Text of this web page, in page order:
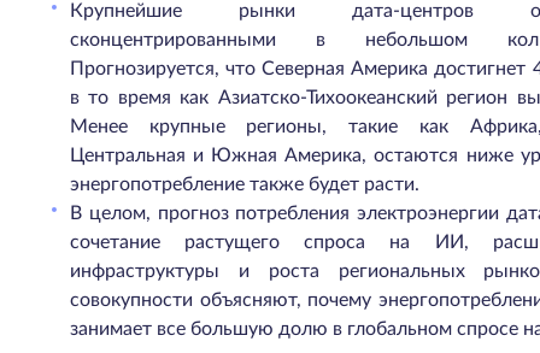
Крупнейшие рынки дата-центров
сконцентрированными в небольшом
Прогнозируется, что Северная Америка достигнет
в то время как Азиатско-Тихоокеанский регион
Менее крупные регионы, такие как
Центральная и Южная Америка, остаются ниже
энергопотребление также будет расти.
В целом, прогноз потребления электроэнергии
сочетание растущего спроса на ИИ,
инфраструктуры и роста региональных
совокупности объясняют, почему
занимает все большую долю в глобальном спросе